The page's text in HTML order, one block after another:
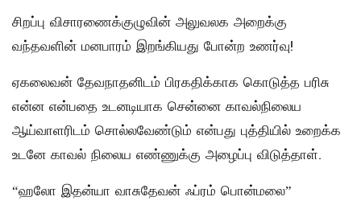
சிறப்பு விசாரணைக்குழுவின் அலுவலக அறைக்கு
வந்தவளின் மனபாரம் இறங்கியது போன்ற உணர்வு!
ஏகலைவன் தேவநாதனிடம் பிரகதிக்காக கொடுத்த பரிசு
என்ன என்பதை உடனடியாக சென்னை காவல்நிலைய
ஆய்வாளரிடம் சொல்லவேண்டும் என்பது புத்தியில் உறைக்க
உடனே காவல் நிலைய எண்ணுக்கு அழைப்பு விடுத்தாள்.
“ஹலோ இதன்யா வாசுதேவன் ஃப்ரம் பொன்மலை”